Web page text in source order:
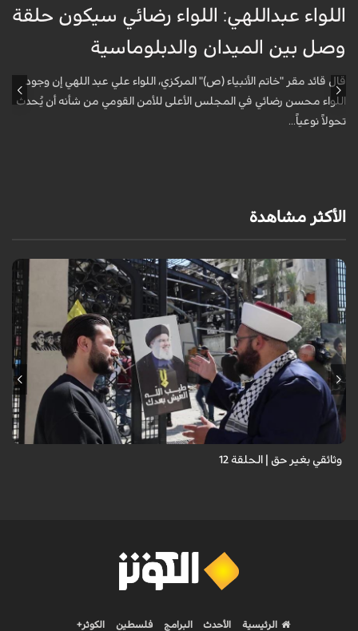
اللواء عبداللهي: اللواء رضائي سيكون حلقة
وصل بين الميدان والدبلوماسية
قال قائد مقر "خاتم الأنبياء (ص)" المركزي، اللواء علي عبد اللهي إن وجود
اللواء محسن رضائي في المجلس الأعلى للأمن القومي من شأنه أن يُحدث
تحولاً نوعياً...
الأكثر مشاهدة
وثائقي بغير حق | الحلقة 12
الرئيسية الأحدث البرامج فلسطين الكوثر+